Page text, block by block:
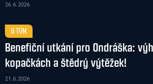
26. 6. 2026
A TÝM
Benefiční utkání pro Ondráška:
kopačkách a štědrý výtěžek!
21. 6. 2026